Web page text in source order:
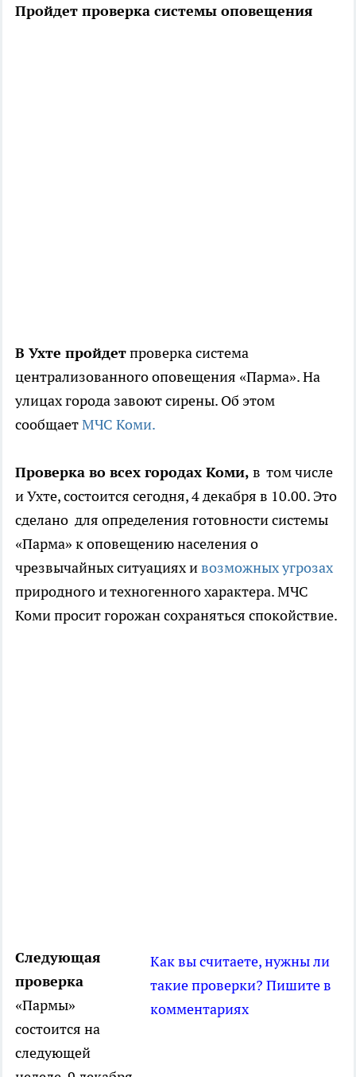
Пройдет проверка системы оповещения
В Ухте пройдетпроверка система
централизованного оповещения «Парма». На
улицах города завоют сирены. Об этом
сообщаетМЧС Коми.
Проверка во всех городах Коми, в том числе
и Ухте, состоится сегодня, 4 декабря в 10.00. Это
сделано для определения готовности системы
«Парма» к оповещению населения о
чрезвычайных ситуациях ивозможных угрозах
природного и техногенного характера. МЧС
Коми просит горожан сохраняться спокойствие.
Как вы считаете, нужны ли
такие проверки? Пишите в
комментариях
Следующая
проверка
«Пармы»
состоится на
следующей